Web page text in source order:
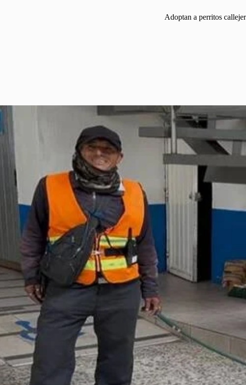
Adoptan a perritos